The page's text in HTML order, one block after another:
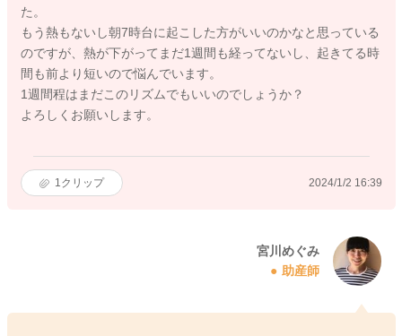
た。
もう熱もないし朝7時台に起こした方がいいのかなと思っている
のですが、熱が下がってまだ1週間も経ってないし、起きてる時
間も前より短いので悩んでいます。
1週間程はまだこのリズムでもいいのでしょうか？
よろしくお願いします。
1 クリップ 2024/1/2 16:39
宮川めぐみ
助産師